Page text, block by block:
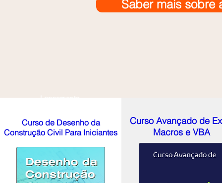
Saber mais
Curso de Desenho da
Construção Civil Para Iniciantes
Curso Avançado de
Macros e VBA
Lançamento